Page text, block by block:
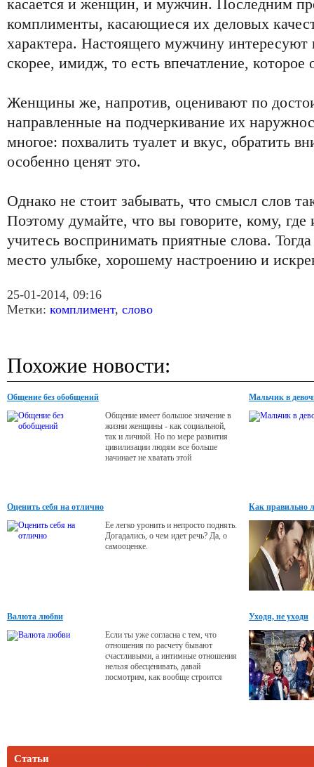
касается и женщин, и мужчин. Последним
комплименты, касающиеся их деловых
характера. Настоящего мужчину
скорее, имидж, то есть впечатление, которое
Женщины же, напротив, оценивают по
направленные на подчеркивание их
многое: похвалить туалет и вкус, обратить
особенно ценят это.
Однако не стоит забывать, что смысл слов
Поэтому думайте, что вы говорите, кому,
учитесь воспринимать приятные слова.
место улыбке, хорошему настроению и
25-01-2014, 09:16
Метки: комплимент, слово
Похожие новости:
Общение без обобщений
Общение имеет большое значение в
жизни женщины - как социальной,
так и личной. Но по мере развития
цивилизации людям все больше
начинает не хватать этой
Что же можно сделать, чтобы развить
свои способности к общению?
Мальчик в
Оценить себя на отлично
Ее легко уронить и непросто поднять.
Догадались, о чем идет речь? Да, о
самооценке.
Как правильно
Валюта любви
Если ты уже согласна с тем, что
отношения по расчету бывают
счастливыми, а интимные отношения
нельзя обесценивать, давай
посмотрим, как вообще строится
Уходя, не уходи
Статьи